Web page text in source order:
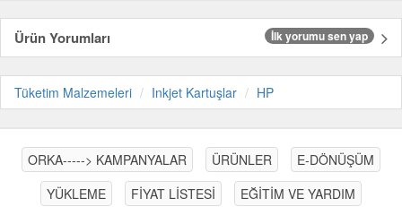
Ürün Yorumları İlk yorumu sen yap
Tüketim Malzemeleri Inkjet Kartuşlar HP
ORKA-----> KAMPANYALAR ÜRÜNLER
E-DÖNÜŞÜM
YÜKLEME
FİYAT LİSTESİ EĞİTİM VE YARDIM